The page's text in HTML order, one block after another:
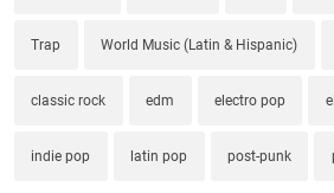
Trap World Music (Latin & Hispanic)
classic rock edm electro pop
indie pop latin pop post-punk